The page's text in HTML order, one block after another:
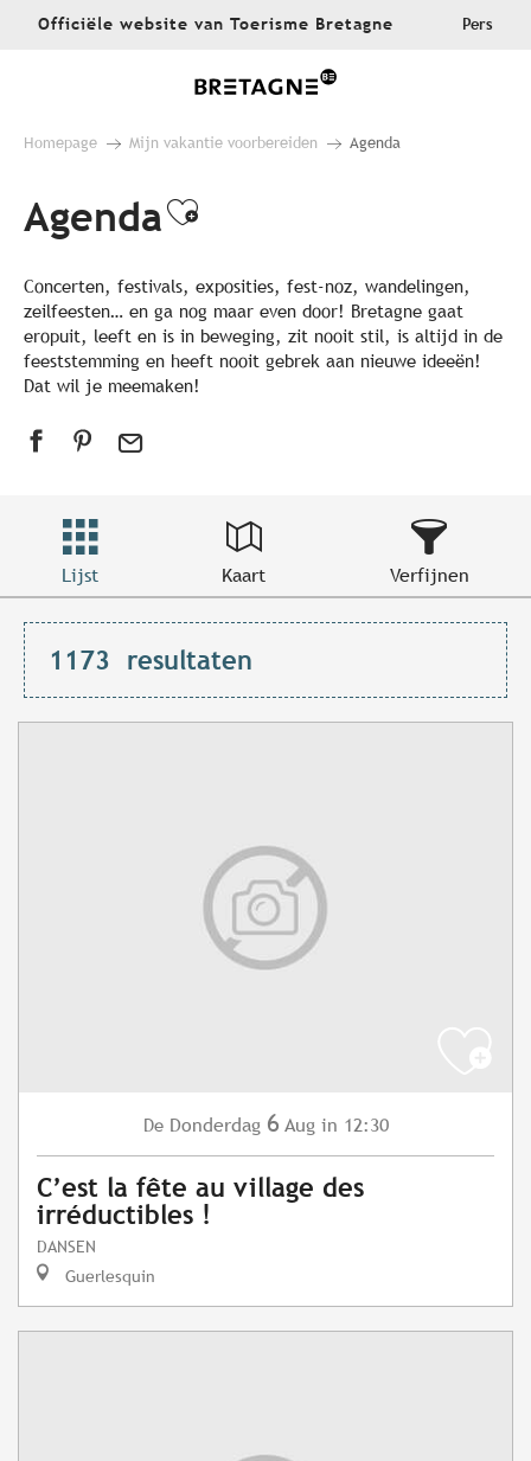
AllerOfficiële website van Toerisme Bretagne Pers
Homepage Mijn vakantie voorbereiden Agenda
AgendaAjouter aux favoris
Concerten, festivals, exposities, fest-noz, wandelingen,
zeilfeesten… en ga nog maar even door! Bretagne gaat
eropuit, leeft en is in beweging, zit nooit stil, is altijd in de
feeststemming en heeft nooit gebrek aan nieuwe ideeën!
Dat wil je meemaken!
Lijst Kaart Verfijnen
1173 resultaten
De Donderdag 6 Aug in 12:30
C’est la fête au village des
irréductibles !
DANSEN
Guerlesquin